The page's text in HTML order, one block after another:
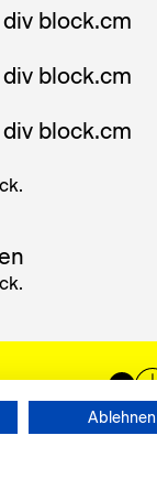
block.cm
block.cm
block.cm
Ablehnen